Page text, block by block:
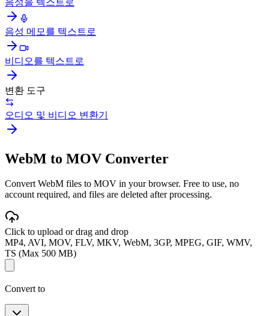
음성 메모를 텍스트로
비디오를 텍스트로
변환 도구
오디오 및 비디오 변환기
WebM to MOV Converter
Convert WebM files to MOV in your browser. Free to use, no
account required, and files are deleted after processing.
Click to upload or drag and drop
MP4, AVI, MOV, FLV, MKV, WebM, 3GP, MPEG, GIF, WMV,
TS (Max 500 MB)
Convert to